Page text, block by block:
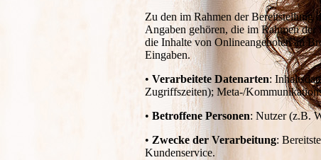
Zu den im Rahmen der Bereitstellung
Angaben gehören, die im Rahmen
die Inhalte von Onlineangeboten an
Eingaben.
• Verarbeitete Datenarten:
Zugriffszeiten); Meta-/
• Betroffene Personen: Nutzer (z.B.
• Zwecke der Verarbeitung:
Kundenservice.